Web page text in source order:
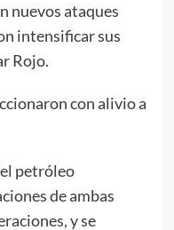
nuevos ataques
intensificar sus
Rojo.
con alivio a
petróleo
de ambas
y se